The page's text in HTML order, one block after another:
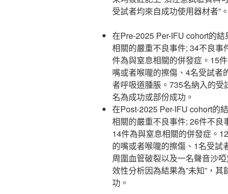
受試者均來自成功使用器材者”。
在Pre-2025 Per-IFU cohort的
相關的嚴重不良事件; 34不良
件為與窒息相關的併發症。15
嘴或者喉嚨的擦傷、4名受試者
者呼吸道腫脹。735名納入的
名為成功或部份成功。
在Post-2025 Per-IFU cohort的
相關的嚴重不良事件; 26件不
14件為與窒息相關的併發症。
的嘴或者喉嚨的擦傷、1名受試
周圍血管破裂以及一名聲音沙
效性分析因為結果為”未知”，
功。